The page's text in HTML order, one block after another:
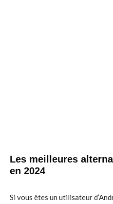
Les meilleures
en 2024
Si vous êtes un utilisateur